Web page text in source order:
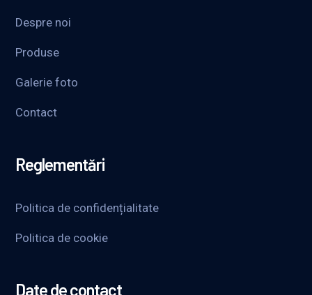
Despre noi
Produse
Galerie foto
Contact
Reglementări
Politica de confidențialitate
Politica de cookie
Date de contact